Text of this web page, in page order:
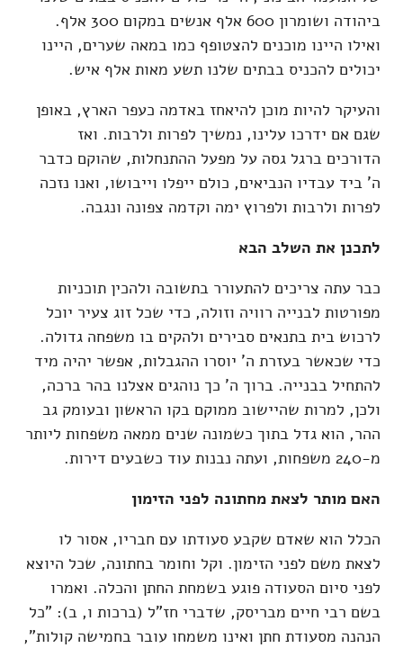
ביהודה ושומרון 600 אלף אנשים במקום 300 אלף.
ואילו היינו מוכנים להצטופף כמו במאה שערים, היינו
יכולים להכניס בבתים שלנו תשע מאות אלף איש.
והעיקר להיות מוכן להיאחז באדמה כעפר הארץ, באופן
שגם אם ידרכו עלינו, נמשיך לפרות ולרבות. ואז
הדורכים ברגל גסה על מפעל ההתנחלות, שהוקם כדבר
ה' ביד עבדיו הנביאים, כולם ייפלו וייבושו, ואנו נזכה
לפרות ולרבות ולפרוץ ימה וקדמה צפונה ונגבה.
לתכנן את השלב הבא
כבר עתה צריכים להתעורר בתשובה ולהכין תוכניות
מפורטות לבנייה רוויה וזולה, כדי שכל זוג צעיר יוכל
לרכוש בית בתנאים סבירים ולהקים בו משפחה גדולה.
כדי שכאשר בעזרת ה' יוסרו ההגבלות, אפשר יהיה מיד
להתחיל בבנייה. ברוך ה' כך נוהגים אצלנו בהר ברכה,
ולכן, למרות שהיישוב ממוקם בקו הראשון ובעומק גב
ההר, הוא גדל בתוך כשמונה שנים ממאה משפחות ליותר
מ-240 משפחות, ועתה נבנות עוד כשבעים דירות.
האם מותר לצאת מחתונה לפני הזימון
הכלל הוא שאדם שקבע סעודתו עם חבריו, אסור לו
לצאת משם לפני הזימון. וקל וחומר בחתונה, שכל היוצא
לפני סיום הסעודה פוגע בשמחת החתן והכלה. ואמרו
בשם רבי חיים מבריסק, שדברי חז"ל (ברכות ו, ב): "כל
הנהנה מסעודת חתן ואינו משמחו עובר בחמישה קולות",